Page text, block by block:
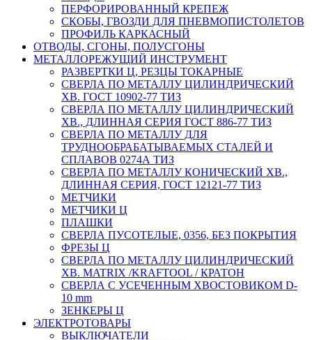
ПЕРФОРИРОВАННЫЙ КРЕПЕЖ
СКОБЫ, ГВОЗДИ ДЛЯ ПНЕВМОПИСТОЛЕТОВ
ПРОФИЛЬ КАРКАСНЫЙ
ОТВОДЫ, СГОНЫ, ПОЛУСГОНЫ
МЕТАЛЛОРЕЖУЩИЙ ИНСТРУМЕНТ
РАЗВЕРТКИ Ц, РЕЗЦЫ ТОКАРНЫЕ
СВЕРЛА ПО МЕТАЛЛУ ЦИЛИНДРИЧЕСКИЙ
ХВ. ГОСТ 10902-77 ТИЗ
СВЕРЛА ПО МЕТАЛЛУ ЦИЛИНДРИЧЕСКИЙ
ХВ., ДЛИННАЯ СЕРИЯ ГОСТ 886-77 ТИЗ
СВЕРЛА ПО МЕТАЛЛУ ДЛЯ
ТРУДНООБРАБАТЫВАЕМЫХ СТАЛЕЙ И
СПЛАВОВ 0274А ТИЗ
СВЕРЛА ПО МЕТАЛЛУ КОНИЧЕСКИЙ ХВ.,
ДЛИННАЯ СЕРИЯ, ГОСТ 12121-77 ТИЗ
МЕТЧИКИ
МЕТЧИКИ Ц
ПЛАШКИ
СВЕРЛА ПУСОТЕЛЫЕ, 0356, БЕЗ ПОКРЫТИЯ
ФРЕЗЫ Ц
СВЕРЛА ПО МЕТАЛЛУ ЦИЛИНДРИЧЕСКИЙ
ХВ. MATRIX /KRAFTOOL / КРАТОН
СВЕРЛА С УСЕЧЕННЫМ ХВОСТОВИКОМ D-
10 mm
ЗЕНКЕРЫ Ц
ЭЛЕКТРОТОВАРЫ
ВЫКЛЮЧАТЕЛИ